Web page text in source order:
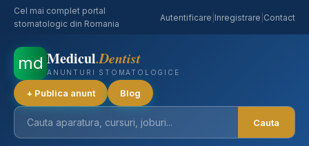
Cel mai complet portal
stomatologic din Romania
Autentificare Inregistrare Contact
md Medicul.Dentist
ANUNTURI STOMATOLOGICE
Cauta
+ Publica anunt Blog